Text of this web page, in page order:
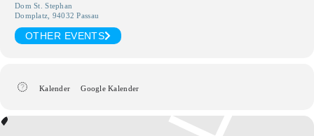
Dom St. Stephan
Domplatz, 94032 Passau
OTHER EVENTS
Kalender Google Kalender